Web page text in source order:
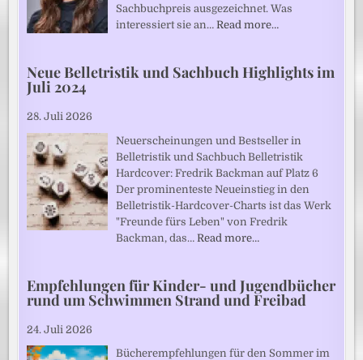
Sachbuchpreis ausgezeichnet. Was
interessiert sie an…Read more…
Neue Belletristik und Sachbuch Highlights im
Juli 2024
28. Juli 2026
Neuerscheinungen und Bestseller in
Belletristik und Sachbuch Belletristik
Hardcover: Fredrik Backman auf Platz 6
Der prominenteste Neueinstieg in den
Belletristik-Hardcover-Charts ist das Werk
"Freunde fürs Leben" von Fredrik
Backman, das…Read more…
Empfehlungen für Kinder- und Jugendbücher
rund um Schwimmen Strand und Freibad
24. Juli 2026
Bücherempfehlungen für den Sommer im